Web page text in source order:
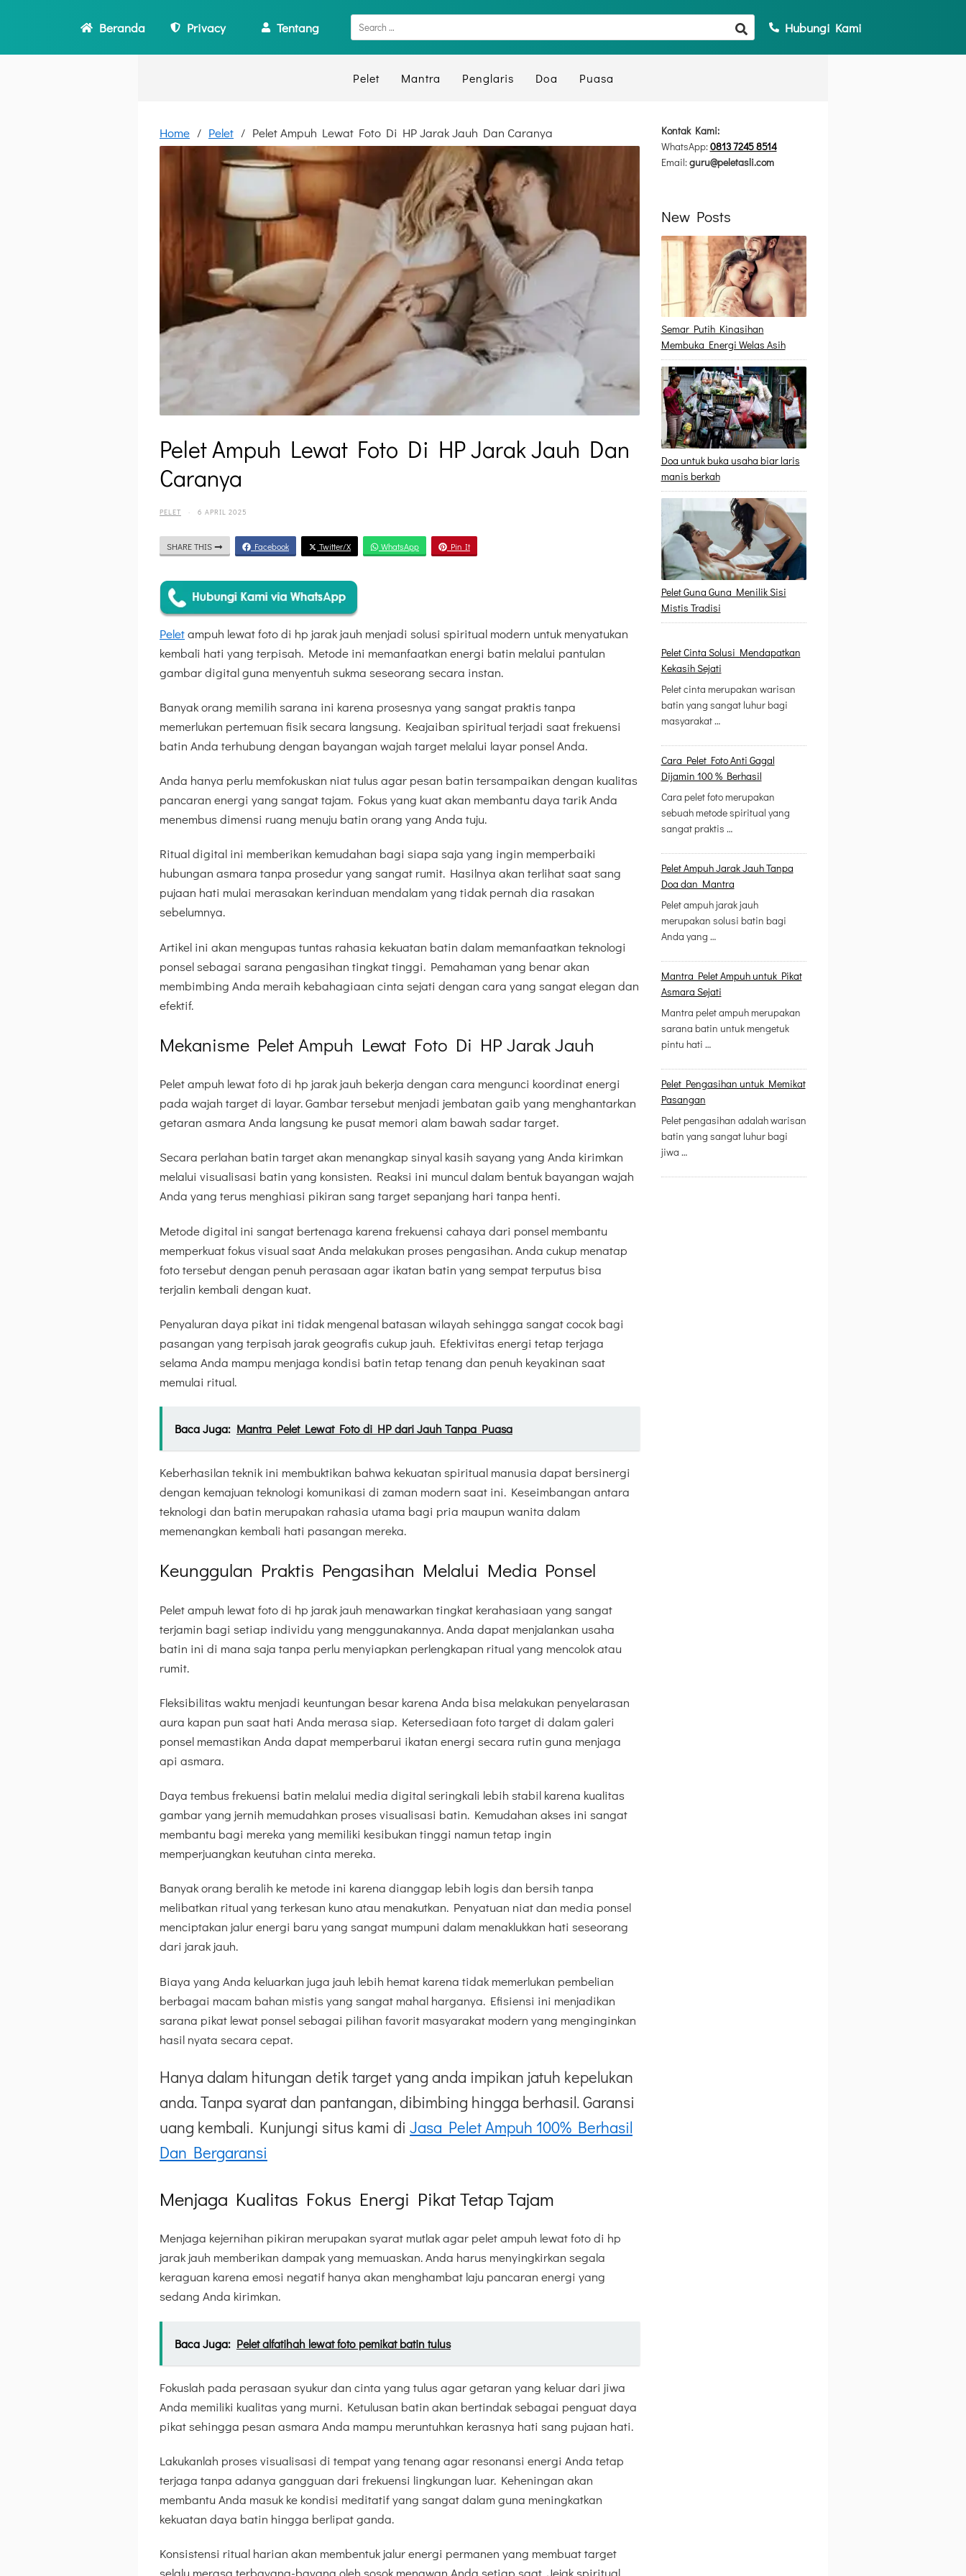
Beranda Privacy Tentang Hubungi Kami
Pelet Mantra Penglaris Doa Puasa
Home Pelet Pelet Ampuh Lewat Foto Di HP Jarak Jauh Dan Caranya
Pelet Ampuh Lewat Foto Di HP Jarak Jauh Dan
Caranya
PELET · 6 APRIL 2025
SHARE THIS Facebook Twitter/X WhatsApp Pin It
Peletampuh lewat foto di hp jarak jauh menjadi solusi spiritual modern untuk menyatukan
kembali hati yang terpisah. Metode ini memanfaatkan energi batin melalui pantulan
gambar digital guna menyentuh sukma seseorang secara instan.
Banyak orang memilih sarana ini karena prosesnya yang sangat praktis tanpa
memerlukan pertemuan fisik secara langsung. Keajaiban spiritual terjadi saat frekuensi
batin Anda terhubung dengan bayangan wajah target melalui layar ponsel Anda.
Anda hanya perlu memfokuskan niat tulus agar pesan batin tersampaikan dengan kualitas
pancaran energi yang sangat tajam. Fokus yang kuat akan membantu daya tarik Anda
menembus dimensi ruang menuju batin orang yang Anda tuju.
Ritual digital ini memberikan kemudahan bagi siapa saja yang ingin memperbaiki
hubungan asmara tanpa prosedur yang sangat rumit. Hasilnya akan terlihat saat sang
pujaan hati mulai merasakan kerinduan mendalam yang tidak pernah dia rasakan
sebelumnya.
Artikel ini akan mengupas tuntas rahasia kekuatan batin dalam memanfaatkan teknologi
ponsel sebagai sarana pengasihan tingkat tinggi. Pemahaman yang benar akan
membimbing Anda meraih kebahagiaan cinta sejati dengan cara yang sangat elegan dan
efektif.
Mekanisme Pelet Ampuh Lewat Foto Di HP Jarak Jauh
Pelet ampuh lewat foto di hp jarak jauh bekerja dengan cara mengunci koordinat energi
pada wajah target di layar. Gambar tersebut menjadi jembatan gaib yang menghantarkan
getaran asmara Anda langsung ke pusat memori alam bawah sadar target.
Secara perlahan batin target akan menangkap sinyal kasih sayang yang Anda kirimkan
melalui visualisasi batin yang konsisten. Reaksi ini muncul dalam bentuk bayangan wajah
Anda yang terus menghiasi pikiran sang target sepanjang hari tanpa henti.
Metode digital ini sangat bertenaga karena frekuensi cahaya dari ponsel membantu
memperkuat fokus visual saat Anda melakukan proses pengasihan. Anda cukup menatap
foto tersebut dengan penuh perasaan agar ikatan batin yang sempat terputus bisa
terjalin kembali dengan kuat.
Penyaluran daya pikat ini tidak mengenal batasan wilayah sehingga sangat cocok bagi
pasangan yang terpisah jarak geografis cukup jauh. Efektivitas energi tetap terjaga
selama Anda mampu menjaga kondisi batin tetap tenang dan penuh keyakinan saat
memulai ritual.
Baca Juga: Mantra Pelet Lewat Foto di HP dari Jauh Tanpa Puasa
Keberhasilan teknik ini membuktikan bahwa kekuatan spiritual manusia dapat bersinergi
dengan kemajuan teknologi komunikasi di zaman modern saat ini. Keseimbangan antara
teknologi dan batin merupakan rahasia utama bagi pria maupun wanita dalam
memenangkan kembali hati pasangan mereka.
Keunggulan Praktis Pengasihan Melalui Media Ponsel
Pelet ampuh lewat foto di hp jarak jauh menawarkan tingkat kerahasiaan yang sangat
terjamin bagi setiap individu yang menggunakannya. Anda dapat menjalankan usaha
batin ini di mana saja tanpa perlu menyiapkan perlengkapan ritual yang mencolok atau
rumit.
Fleksibilitas waktu menjadi keuntungan besar karena Anda bisa melakukan penyelarasan
aura kapan pun saat hati Anda merasa siap. Ketersediaan foto target di dalam galeri
ponsel memastikan Anda dapat memperbarui ikatan energi secara rutin guna menjaga
api asmara.
Daya tembus frekuensi batin melalui media digital seringkali lebih stabil karena kualitas
gambar yang jernih memudahkan proses visualisasi batin. Kemudahan akses ini sangat
membantu bagi mereka yang memiliki kesibukan tinggi namun tetap ingin
memperjuangkan keutuhan cinta mereka.
Banyak orang beralih ke metode ini karena dianggap lebih logis dan bersih tanpa
melibatkan ritual yang terkesan kuno atau menakutkan. Penyatuan niat dan media ponsel
menciptakan jalur energi baru yang sangat mumpuni dalam menaklukkan hati seseorang
dari jarak jauh.
Biaya yang Anda keluarkan juga jauh lebih hemat karena tidak memerlukan pembelian
berbagai macam bahan mistis yang sangat mahal harganya. Efisiensi ini menjadikan
sarana pikat lewat ponsel sebagai pilihan favorit masyarakat modern yang menginginkan
hasil nyata secara cepat.
Hanya dalam hitungan detik target yang anda impikan jatuh kepelukan
anda. Tanpa syarat dan pantangan, dibimbing hingga berhasil. Garansi
uang kembali. Kunjungi situs kami di Jasa Pelet Ampuh 100% Berhasil
Dan Bergaransi
Menjaga Kualitas Fokus Energi Pikat Tetap Tajam
Menjaga kejernihan pikiran merupakan syarat mutlak agar pelet ampuh lewat foto di hp
jarak jauh memberikan dampak yang memuaskan. Anda harus menyingkirkan segala
keraguan karena emosi negatif hanya akan menghambat laju pancaran energi yang
sedang Anda kirimkan.
Baca Juga: Pelet alfatihah lewat foto pemikat batin tulus
Fokuslah pada perasaan syukur dan cinta yang tulus agar getaran yang keluar dari jiwa
Anda memiliki kualitas yang murni. Ketulusan batin akan bertindak sebagai penguat daya
pikat sehingga pesan asmara Anda mampu meruntuhkan kerasnya hati sang pujaan hati.
Lakukanlah proses visualisasi di tempat yang tenang agar resonansi energi Anda tetap
terjaga tanpa adanya gangguan dari frekuensi lingkungan luar. Keheningan akan
membantu Anda masuk ke kondisi meditatif yang sangat dalam guna meningkatkan
kekuatan daya batin hingga berlipat ganda.
Konsistensi ritual harian akan membentuk jalur energi permanen yang membuat target
Kontak Kami:
WhatsApp:0813 7245 8514
Email:guru@peletasli.com
New Posts
Semar Putih Kinasihan
Membuka Energi Welas Asih
Doa untuk buka usaha biar laris
manis berkah
Pelet Guna Guna Menilik Sisi
Mistis Tradisi
Pelet Cinta Solusi Mendapatkan
Kekasih Sejati
Pelet cinta merupakan warisan
batin yang sangat luhur bagi
masyarakat …
Cara Pelet Foto Anti Gagal
Dijamin 100 % Berhasil
Cara pelet foto merupakan
sebuah metode spiritual yang
sangat praktis …
Pelet Ampuh Jarak Jauh Tanpa
Doa dan Mantra
Pelet ampuh jarak jauh
merupakan solusi batin bagi
Anda yang …
Mantra Pelet Ampuh untuk Pikat
Asmara Sejati
Mantra pelet ampuh merupakan
sarana batin untuk mengetuk
pintu hati …
Pelet Pengasihan untuk Memikat
Pasangan
Pelet pengasihan adalah warisan
batin yang sangat luhur bagi
jiwa …